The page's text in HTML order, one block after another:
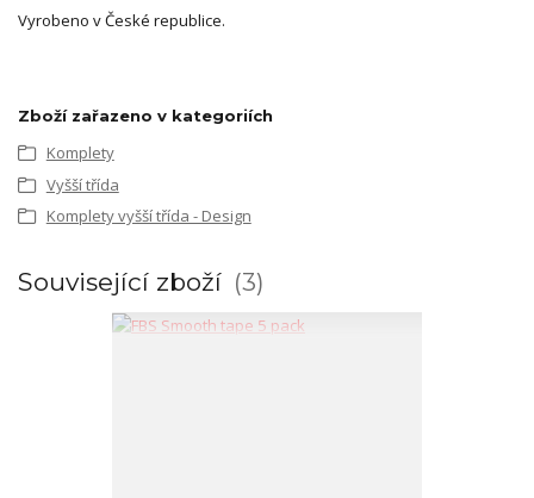
Vyrobeno v České republice.
Zboží zařazeno v kategoriích
Komplety
Vyšší třída
Komplety vyšší třída - Design
Související zboží 3